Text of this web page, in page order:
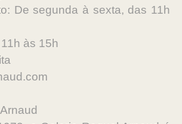
De segunda à sexta, das 11h
às 15h